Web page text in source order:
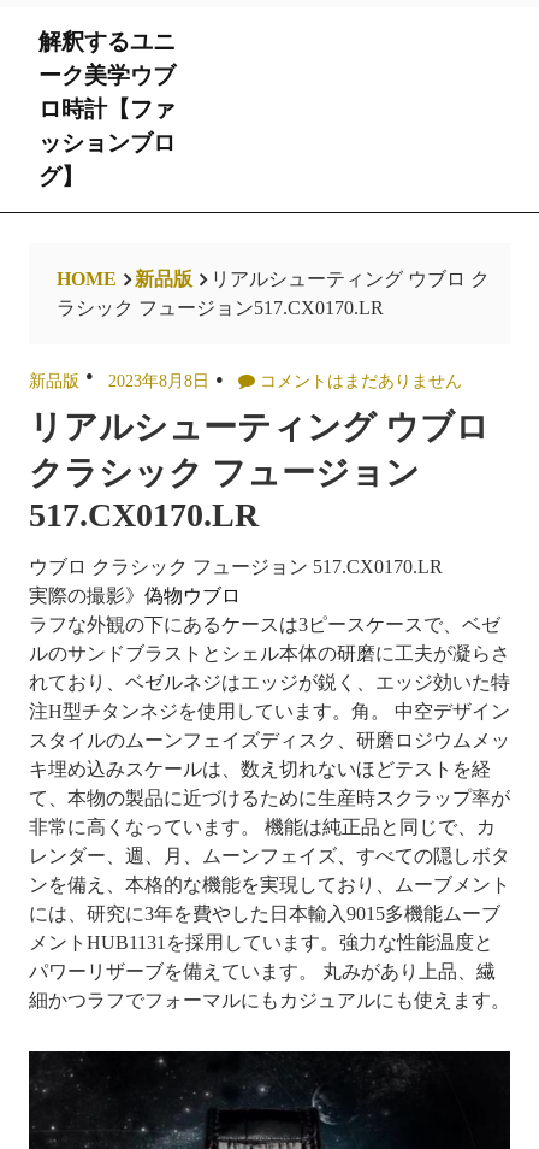
content
解釈するユニ
ーク美学ウブ
ロ時計【ファ
ッションブロ
グ】
HOME 新品版
リアルシューティング ウブロ ク
ラシック フュージョン517.CX0170.LR
新品版 2023年8月8日 コメントはまだありません
リアルシューティング ウブロ
クラシック フュージョン
517.CX0170.LR
ウブロ クラシック フュージョン 517.CX0170.LR
実際の撮影》 偽物ウブロ
ラフな外観の下にあるケースは3ピースケースで、ベゼ
ルのサンドブラストとシェル本体の研磨に工夫が凝らさ
れており、ベゼルネジはエッジが鋭く、エッジ効いた特
注H型チタンネジを使用しています。角。 中空デザイン
スタイルのムーンフェイズディスク、研磨ロジウムメッ
キ埋め込みスケールは、数え切れないほどテストを経
て、本物の製品に近づけるために生産時スクラップ率が
非常に高くなっています。 機能は純正品と同じで、カ
レンダー、週、月、ムーンフェイズ、すべての隠しボタ
ンを備え、本格的な機能を実現しており、ムーブメント
には、研究に3年を費やした日本輸入9015多機能ムーブ
メントHUB1131を採用しています。強力な性能温度と
パワーリザーブを備えています。 丸みがあり上品、繊
細かつラフでフォーマルにもカジュアルにも使えます。